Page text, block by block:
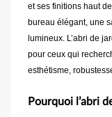
et ses finitions haut
bureau élégant, une
lumineux. L’abri de
pour ceux qui
esthétisme,
Pourquoi l’abri